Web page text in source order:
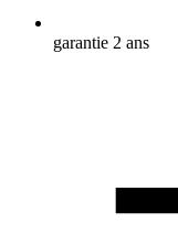
garantie 2 ans